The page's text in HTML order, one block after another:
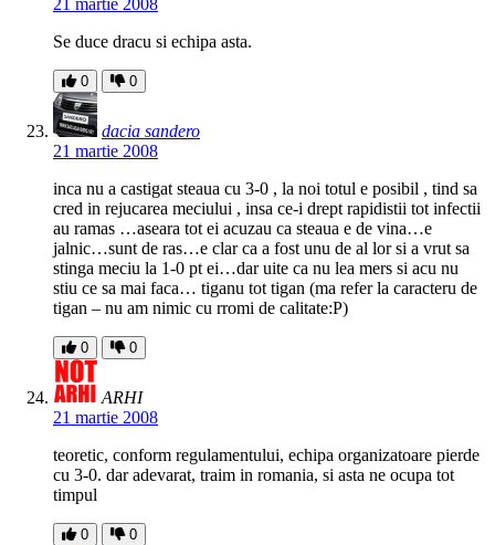
21 martie 2008
Se duce dracu si echipa asta.
0 0
dacia sandero
21 martie 2008
inca nu a castigat steaua cu 3-0 , la noi totul e posibil , tind sa
cred in rejucarea meciului , insa ce-i drept rapidistii tot infectii
au ramas …aseara tot ei acuzau ca steaua e de vina…e
jalnic…sunt de ras…e clar ca a fost unu de al lor si a vrut sa
stinga meciu la 1-0 pt ei…dar uite ca nu lea mers si acu nu
stiu ce sa mai faca… tiganu tot tigan (ma refer la caracteru de
tigan – nu am nimic cu rromi de calitate:P)
0 0
ARHI
21 martie 2008
teoretic, conform regulamentului, echipa organizatoare pierde
cu 3-0. dar adevarat, traim in romania, si asta ne ocupa tot
timpul
0 0